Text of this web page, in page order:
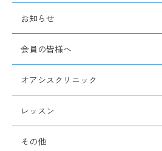
お知らせ
会員の皆様へ
オアシスクリニック
レッスン
その他